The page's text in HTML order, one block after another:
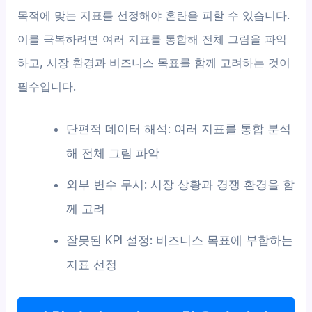
목적에 맞는 지표를 선정해야 혼란을 피할 수 있습니다.
이를 극복하려면 여러 지표를 통합해 전체 그림을 파악
하고, 시장 환경과 비즈니스 목표를 함께 고려하는 것이
필수입니다.
단편적 데이터 해석: 여러 지표를 통합 분석
해 전체 그림 파악
외부 변수 무시: 시장 상황과 경쟁 환경을 함
께 고려
잘못된 KPI 설정: 비즈니스 목표에 부합하는
지표 선정